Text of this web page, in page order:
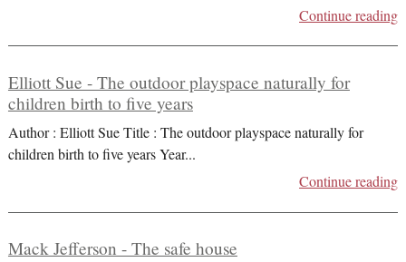
Continue reading
Elliott Sue - The outdoor playspace naturally for
children birth to five years
Author : Elliott Sue Title : The outdoor playspace naturally for
children birth to five years Year...
Continue reading
Mack Jefferson - The safe house